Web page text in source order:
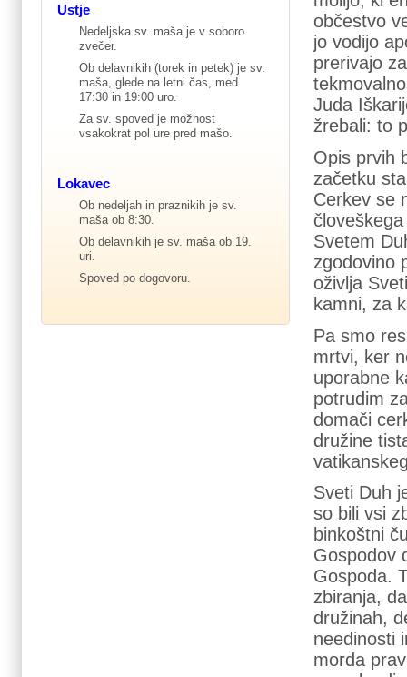
občestvo
jo vodijo
prerivajo
Juda
žrebali: to
Opis prvih
začetku
Cerkev se
Svetem
zgodovino
oživlja
kamni, za
Pa smo
mrtvi, ker
uporabne
potrudim
domači
družine
Sveti Duh
so bili vsi
binkoštni
Gospodov
Gospoda.
zbiranja,
družinah,
needinosti
morda
Ustje
Nedeljska sv. maša je v soboro
zvečer.
Ob delavnikih (torek in petek) je sv.
maša, glede na letni čas, med
17:30 in 19:00 uro.
Za sv. spoved je možnost
vsakokrat pol ure pred mašo.
Lokavec
Ob nedeljah in praznikih je sv.
maša ob 8:30.
Ob delavnikih je sv. maša ob 19.
uri.
Spoved po dogovoru.